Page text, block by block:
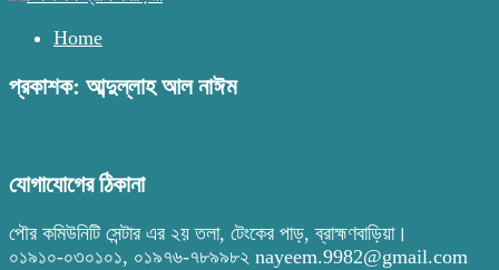
Home
প্রকাশক: আব্দুল্লাহ আল নাঈম
যোগাযোগের ঠিকানা
পৌর কমিউনিটি সেন্টার এর ২য় তলা, টেংকের পাড়, ব্রাহ্মণবাড়িয়া।
০১৯১০-০৩০১০১, ০১৯৭৬-৭৮৯৯৮২ nayeem.9982@gmail.com